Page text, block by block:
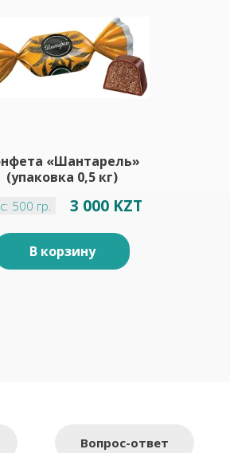
«Шантарель»
(упаковка 0,5 кг)
500 гр. 3 000 KZT
В корзину
Вопрос-ответ